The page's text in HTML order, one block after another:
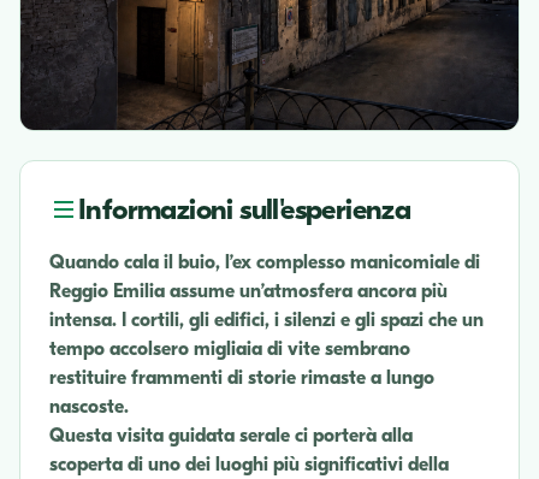
Informazioni sull'esperienza
Quando cala il buio, l’ex complesso manicomiale di
Reggio Emilia assume un’atmosfera ancora più
intensa. I cortili, gli edifici, i silenzi e gli spazi che un
tempo accolsero migliaia di vite sembrano
restituire frammenti di storie rimaste a lungo
nascoste.
Questa visita guidata serale ci porterà alla
scoperta di uno dei luoghi più significativi della